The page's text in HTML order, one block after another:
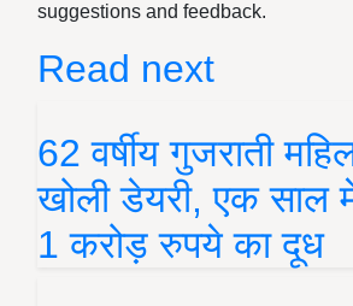
suggestions and feedback.
Read next
62 वर्षीय गुजराती
खोली डेयरी, एक साल
1 करोड़ रुपये का दूध